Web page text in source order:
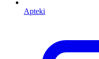
Apteki